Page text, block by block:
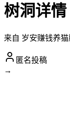
树洞详情
来自 岁安赚钱养
匿名投稿
→